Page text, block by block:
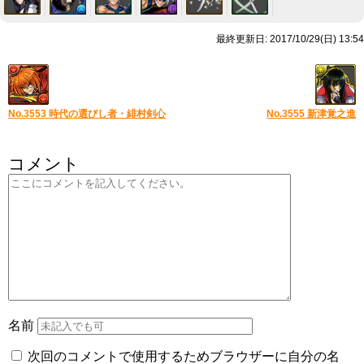
最終更新日: 2017/10/29(日) 13:54
No.3553 時代の選びし者・緋村剣心 No.3555 新津覚之進
コメント
名前
次回のコメントで使用するためブラウザーに自分の名